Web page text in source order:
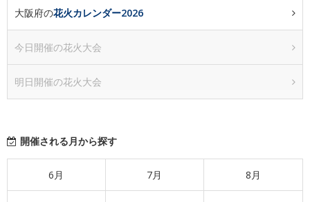
大阪府の花火カレンダー2026
今日開催の花火大会
明日開催の花火大会
開催される月から探す
6月 7月 8月